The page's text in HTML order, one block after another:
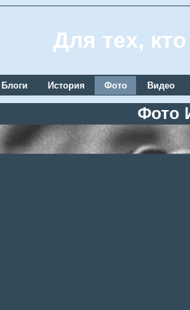
Для тех,
Блоги История Фото Видео
Фото